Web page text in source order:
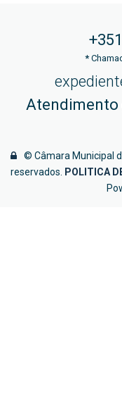
+351
*
Atendimento
© Câmara Municipal
reservados.
POLITICA